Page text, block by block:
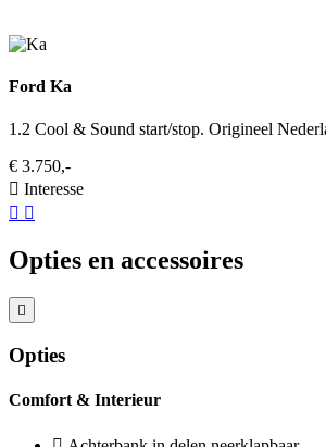
Ford Ka
1.2 Cool & Sound start/stop. Origineel
€ 3.750,-
Interesse
Opties en accessoires
Opties
Comfort & Interieur